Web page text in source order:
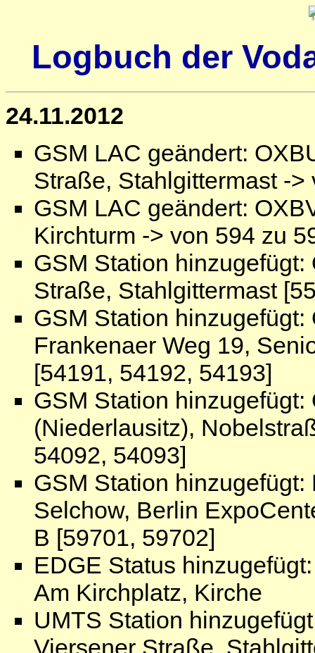
Logbuch der
24.11.2012
GSM LAC geändert:
Straße, Stahlgittermast ->
GSM LAC geändert:
Kirchturm -> von 594 zu
GSM Station
Straße, Stahlgittermast
GSM Station
Frankenaer Weg 19,
[54191, 54192, 54193]
GSM Station
(Niederlausitz),
54092, 54093]
GSM Station
Selchow, Berlin
B [59701, 59702]
EDGE Status
Am Kirchplatz, Kirche
UMTS Station
Viersener Straße,